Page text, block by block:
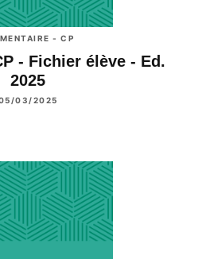
- CP
- Fichier élève - Ed.
2025
03/2025